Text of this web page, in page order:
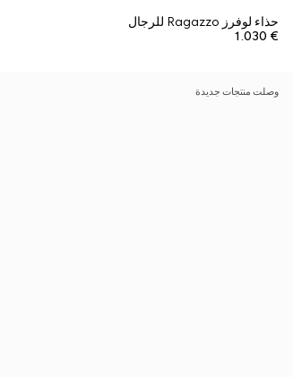
حذاء لوفرز Ragazzo للرجال
€ 1.030
وصلت منتجات جديدة